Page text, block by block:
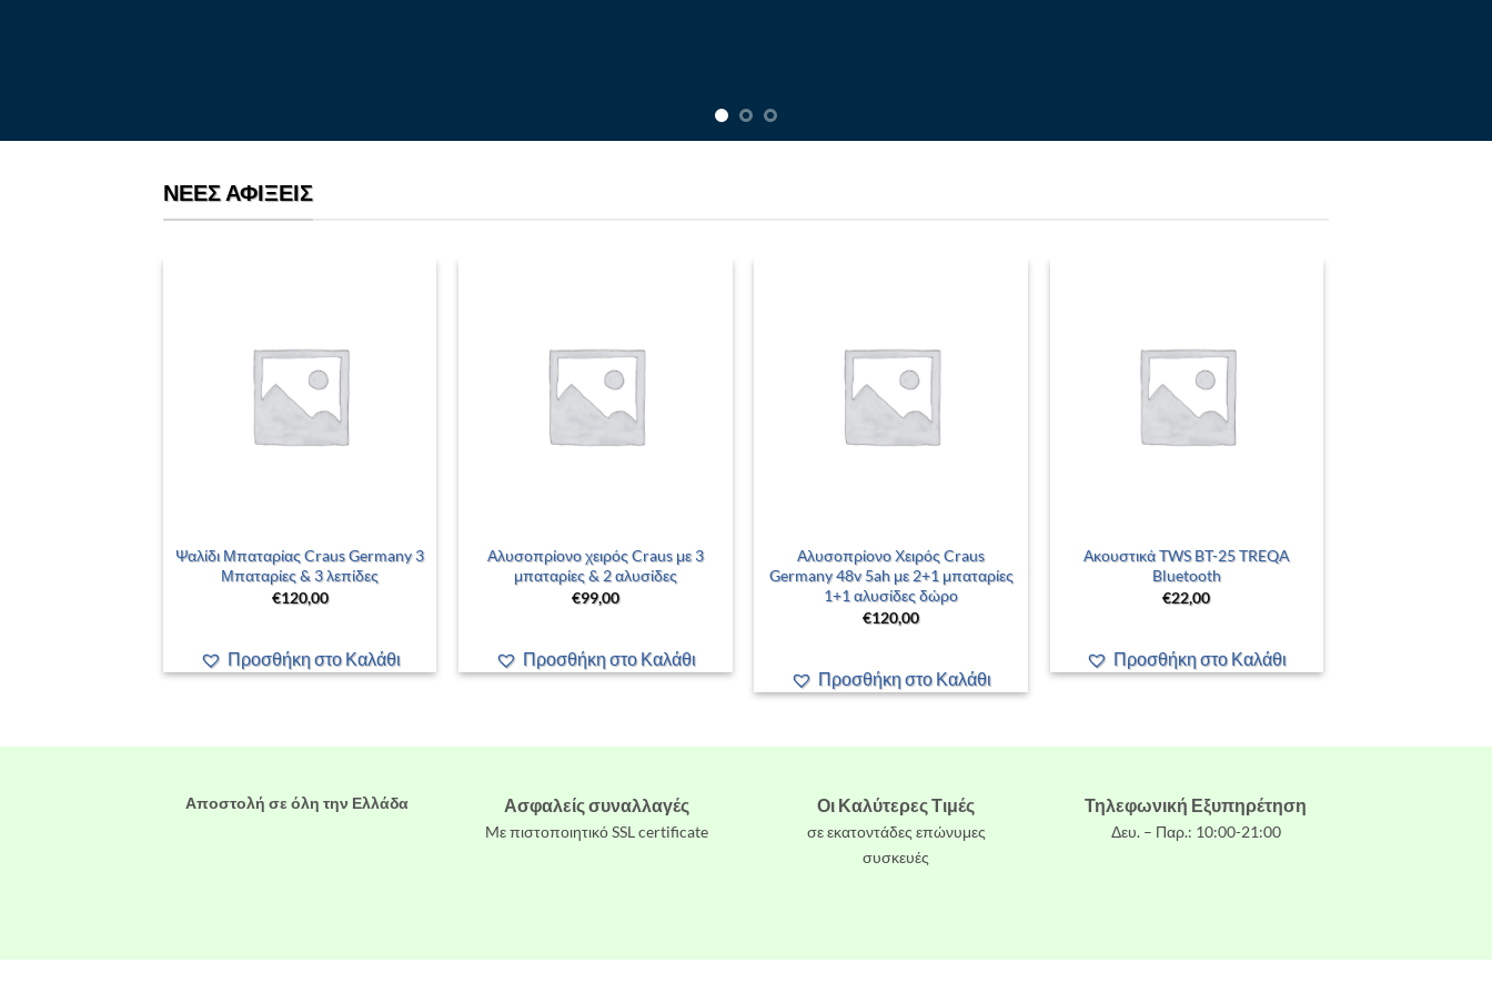
ΝΈΕΣ ΑΦΊΞΕΙΣ
Ψαλίδι Μπαταρίας Craus Germany 3
Μπαταρίες & 3 λεπίδες
€120,00
Προσθήκη στο Καλάθι
Αλυσοπρίονο χειρός Craus με 3
μπαταρίες & 2 αλυσίδες
€99,00
Προσθήκη στο Καλάθι
Αλυσοπρίονο Χειρός Craus
Germany 48v 5ah με 2+1 μπαταρίες
1+1 αλυσίδες δώρο
€120,00
Προσθήκη στο Καλάθι
Ακουστικά TWS BT-25 TREQA
Bluetooth
€22,00
Προσθήκη στο Καλάθι
Αποστολή σε όλη την Ελλάδα Ασφαλείς συναλλαγές
Mε πιστοποιητικό SSL certificate
Οι Καλύτερες Τιμές
σε εκατοντάδες επώνυμες
συσκευές
Τηλεφωνική Εξυπηρέτηση
Δευ. – Παρ.: 10:00-21:00